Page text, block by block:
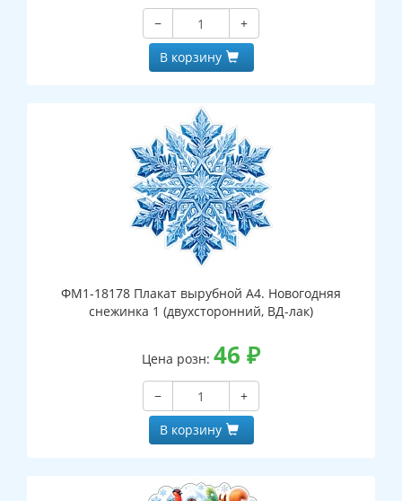
−
+
В корзину
ФМ1-18178 Плакат вырубной А4. Новогодняя
снежинка 1 (двухсторонний, ВД-лак)
Цена розн: 46 ₽
−
+
В корзину